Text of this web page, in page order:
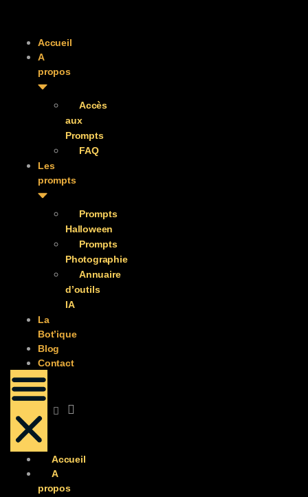
Accueil
A
propos
Accès
aux
Prompts
FAQ
Les
prompts
Prompts
Halloween
Prompts
Photographie
Annuaire
d’outils
IA
La
Bot’ique
Blog
Contact
Accueil
A
propos